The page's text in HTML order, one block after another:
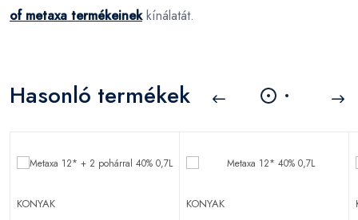
of metaxa termékeinekkínálatát.
Hasonló termékek
KONYAK KONYAK